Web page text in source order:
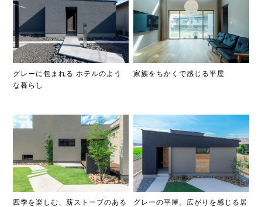
グレーに包まれる ホテルのよう
な暮らし
家族をちかくで感じる平屋
四季を楽しむ、薪ストーブのある
グレーの平屋。広がりを感じる居